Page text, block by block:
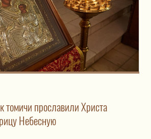
томичи прославили Христа
Небесную